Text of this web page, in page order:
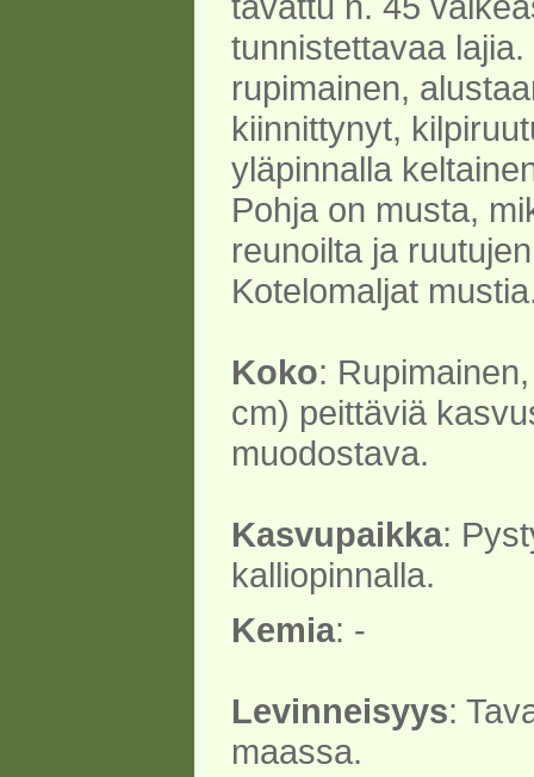
tunnistettavaa
rupimainen,
kiinnittynyt,
yläpinnalla
Pohja on musta,
reunoilta ja
Kotelomaljat
Koko:
cm) peittäviä
muodostava.
Kasvupaikka:
kalliopinnalla.
Kemia: -
Levinneisyys:
maassa.